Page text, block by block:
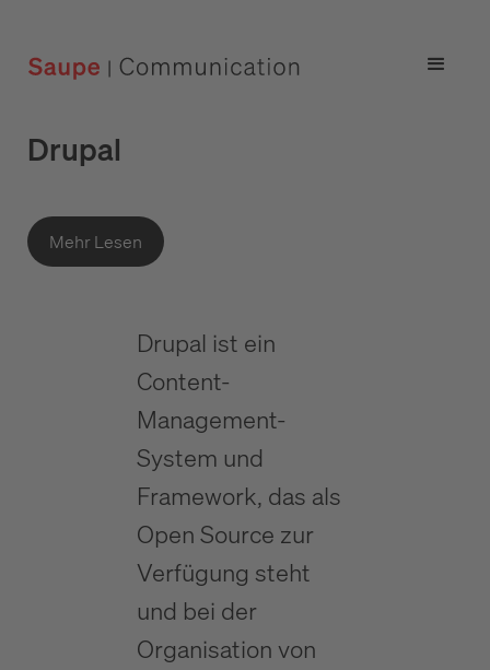
Drupal
Mehr Lesen
Drupal ist ein
Content-
Management-
System und
Framework, das als
Open Source zur
Verfügung steht
und bei der
Organisation von